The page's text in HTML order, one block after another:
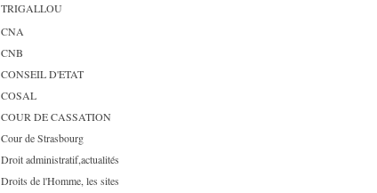
TRIGALLOU
CNA
CNB
CONSEIL D'ETAT
COSAL
COUR DE CASSATION
Cour de Strasbourg
Droit administratif,actualités
Droits de l'Homme, les sites